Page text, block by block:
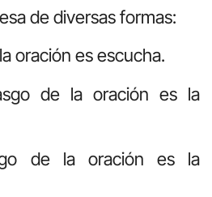
de diversas formas:
oración es escucha.
de la oración es la
de la oración es la